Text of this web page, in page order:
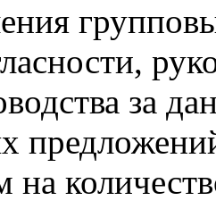
за
на